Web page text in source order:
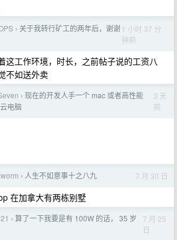
› 关于我转行矿工的两年后，谢谢 1 小时 37 分
钟前
这工作环境，时长，之前帖子说的工资八
不如送外卖
› 现在的开发人手一个 mac 或者高性能
电脑
3 天
前
› 人生不如意事十之八九 7 月 30 日
在加拿大有两栋别墅
› 算了一下我要是有 100W 的话， 35 岁
7 月 25
日